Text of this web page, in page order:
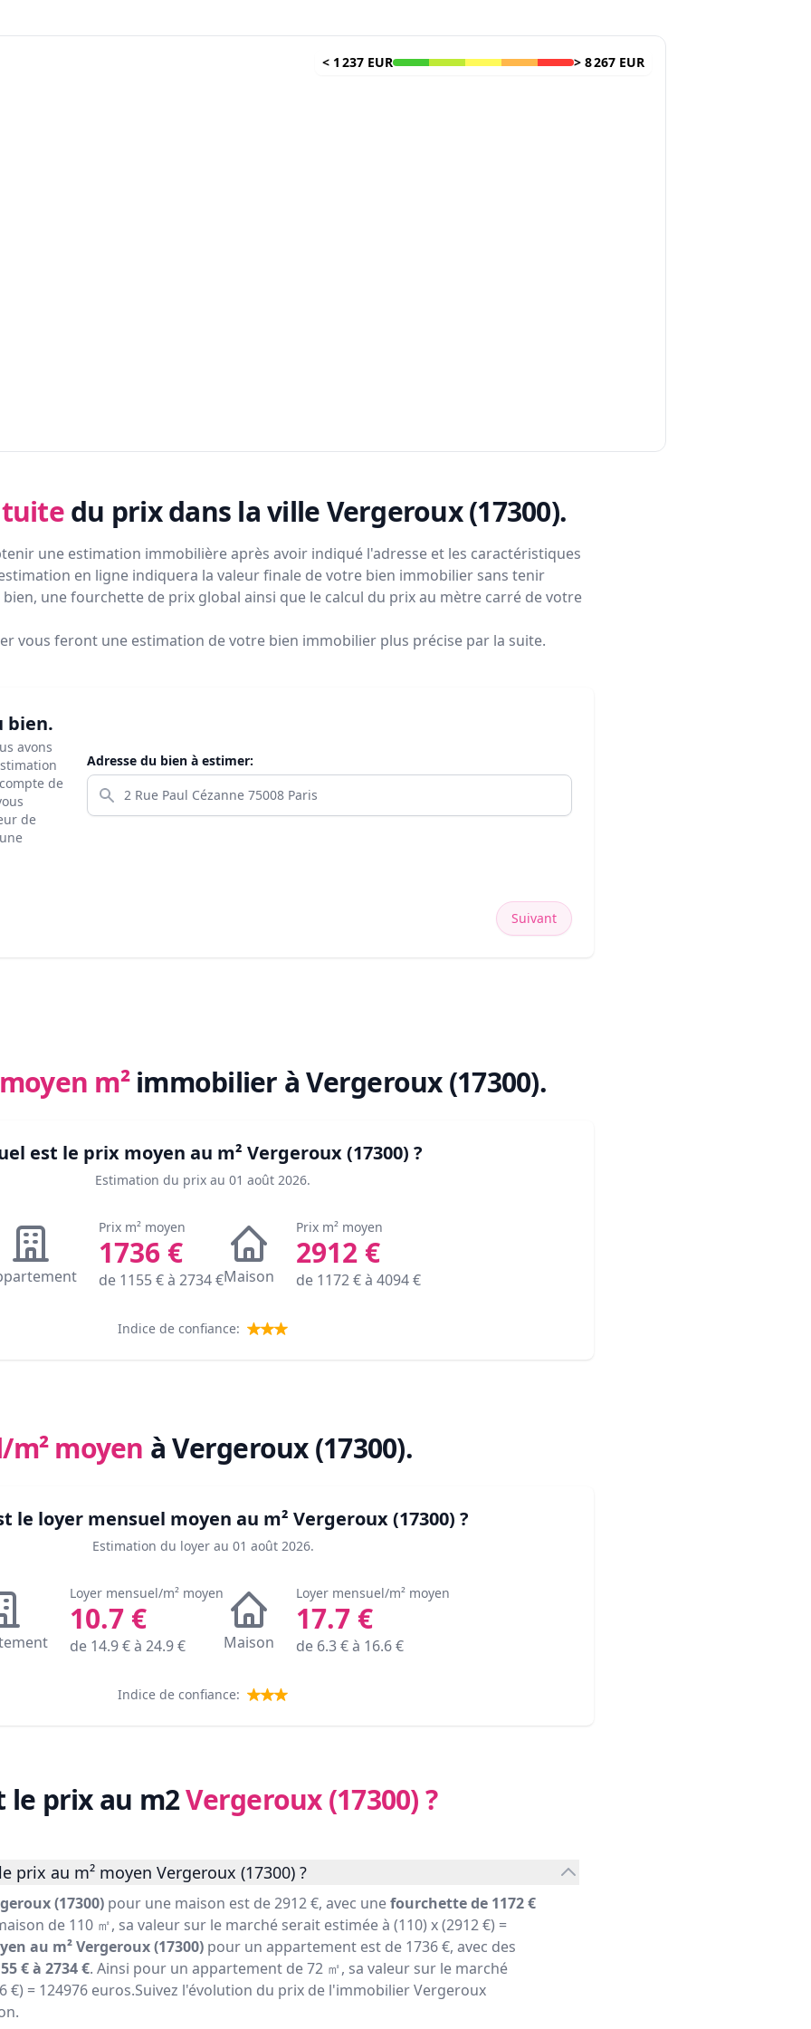
< 1 237 EUR > 8 267 EUR
du prixdans la ville Vergeroux (17300).
une estimation immobilière après avoir indiqué l'adresse et les caractéristiques
en ligne indiquera la valeur finale de votre bien immobilier sans tenir
une fourchette de prix global ainsi que le calcul du prix au mètre carré de votre
vous feront une estimation de votre bien immobilier plus précise par la suite.
bien.
avons
de
de
Adresse du bien à estimer:
Suivant
m² immobilier à Vergeroux (17300).
est le prix moyen au m² Vergeroux (17300) ?
Estimation du prix au 01 août 2026.
Prix m² moyen
1736€
de 1155€ à 2734€Maison
Prix m² moyen
2912€
de 1172€ à 4094€
Indice de confiance:
moyen à Vergeroux (17300).
le loyer mensuel moyen au m² Vergeroux (17300) ?
Estimation du loyer au 01 août 2026.
Loyer mensuel/m² moyen
10.7€
de 14.9€ à 24.9€ Maison
Loyer mensuel/m² moyen
17.7€
de 6.3€ à 16.6€
Indice de confiance:
le prix au m2Vergeroux (17300)?
prix au m² moyen Vergeroux (17300) ?
(17300) pour une maison est de 2912 €, avec unefourchette de 1172 €
de 110 ㎡, sa valeur sur le marché serait estimée à (110) x (2912 €) =
au m² Vergeroux (17300) pour un appartement est de 1736 €, avec des
€ à 2734 €. Ainsi pour un appartement de 72 ㎡, sa valeur sur le marché
€) = 124976 euros.Suivez l'évolution du prix de l'immobilier Vergeroux